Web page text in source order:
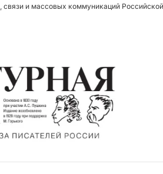
связи и массовых коммуникаций